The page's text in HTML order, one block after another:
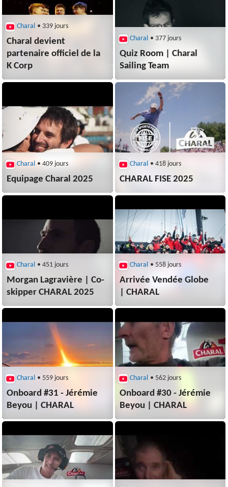
Charal • 339 jours
Charal devient
partenaire officiel de la
K Corp
Charal • 377 jours
Quiz Room | Charal
Sailing Team
Charal • 409 jours
Equipage Charal 2025
Charal • 418 jours
CHARAL FISE 2025
Charal • 451 jours
Morgan Lagravière | Co-
skipper CHARAL 2025
Charal • 558 jours
Arrivée Vendée Globe
| CHARAL
Charal • 559 jours
Onboard #31 - Jérémie
Beyou | CHARAL
Charal • 562 jours
Onboard #30 - Jérémie
Beyou | CHARAL